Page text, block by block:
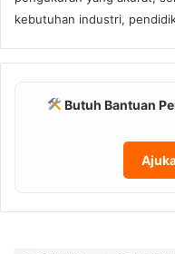
kebutuhan industri,
Butuh Bantuan